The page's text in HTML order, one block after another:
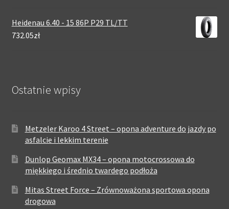
Heidenau 6.40 - 15 86P P29 TL/TT
732.05zł
Ostatnie wpisy
Metzeler Karoo 4 Street – opona adventure do jazdy po
asfalcie i lekkim terenie
Dunlop Geomax MX34 – opona motocrossowa do
miękkiego i średnio twardego podłoża
Mitas Street Force – Zrównoważona sportowa opona
drogowa